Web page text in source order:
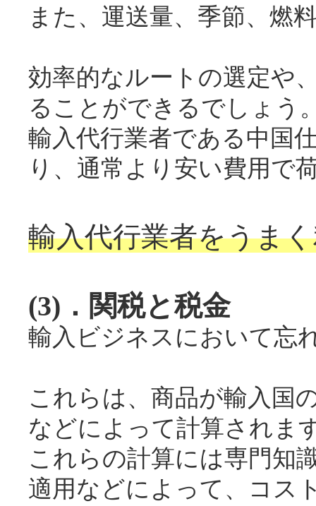
また、運送量、季節、燃
効率的なルートの選定や
ることができるでしょう
輸入代行業者である中国
り、通常より安い費用で
輸入代行業者をうま
(3)．関税と税金
輸入ビジネスにおいて忘
これらは、商品が輸入国
などによって計算されま
これらの計算には専門知
適用などによって、コス